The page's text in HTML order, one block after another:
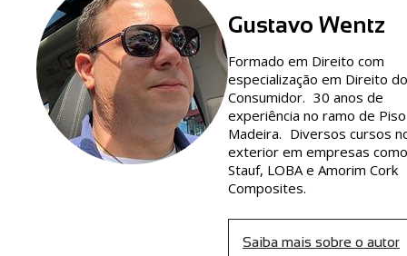
Gustavo Wentz
Formado em Direito com
especialização em Direito do
Consumidor. 30 anos de
experiência no ramo de
Madeira. Diversos cursos
exterior em empresas como
Stauf, LOBA e Amorim Cork
Composites.
Saiba mais sobre o autor